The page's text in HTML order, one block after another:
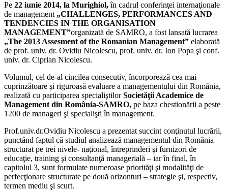
Pe 22 iunie 2014, la Murighiol,în cadrul conferinţei internaţionale
de management „CHALLENGES, PERFORMANCES AND
TENDENCIES IN THE ORGANISATION
MANAGEMENT”organizată de SAMRO, a fost lansată lucrarea
„The 2013 Assesment of the Romanian Management” elaborată
de prof. univ. dr. Ovidiu Nicolescu, prof. univ. dr. Ion Popa şi conf.
univ. dr. Ciprian Nicolescu.
Volumul, cel de-al cincilea consecutiv, încorporează cea mai
cuprinzătoare şi riguroasă evaluare a managementului din România,
realizată cu participarea specialiştilorSocietăţii Academice de
Management din România-SAMRO, pe baza chestionării a peste
1200 de manageri şi specialişti în management.
Prof.univ.dr.Ovidiu Nicolescu a prezentat succint conţinutul lucrării,
punctând faptul că studiul analizează managementul din România
structurat pe trei nivele- naţional, întreprinderi şi furnizori de
educaţie, training şi consultanţă managerială – iar în final, în
capitolul 3, sunt formulate numeroase priorităţi şi modalităţi de
perfecţionare structurate pe două orizonturi – strategie şi, respectiv,
termen mediu şi scurt.